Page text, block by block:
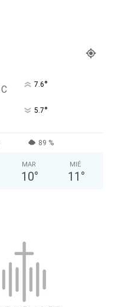
C 7.6°
5.7°
89 %
MAR
10°
MIÉ
11 °